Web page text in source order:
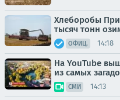
Хлеборобы
тысяч тонн
ОФИЦ. 14:18
На YouTube
из самых
СМИ 14:13